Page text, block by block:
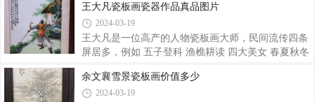
棕眼。哥窑位于浙江省龙泉县（也有学者认为位于杭
州或景德镇）。相传为南宋时章氏兄弟所创，分别
为“哥窑”及“弟窑”（弟窑又称龙泉
彩花鸟，早年受华岩的绘画艺术影响，中年深得任伯
年、新罗山人的绘画艺术精髓，逐形成清新雅丽的绘
画风格，在瓷板画上建树颇高。刘雨岑的瓷画在取
材、构图、设色上别具一格，把文人画风吸收进陶瓷
陶瓷艺术作品从晚清陶瓷装饰的烦琐之中脱颖而出，
成为有情趣、有生命、有新意的艺术品。特别是刘雨
王大凡瓷板画瓷器作品真品图片
2024-03-19
王大凡是一位高产的人物瓷板画大师，民间流传四条
屏居多，例如 五子登科 渔樵耕读 四大美女 春夏秋冬
诗、书、画、印运用到陶瓷装饰上的杰出代表，其传
世的近千幅艺术作品，充分体现了以诗入画，以画孕
余文襄雪景瓷板画价值多少
2024-03-19